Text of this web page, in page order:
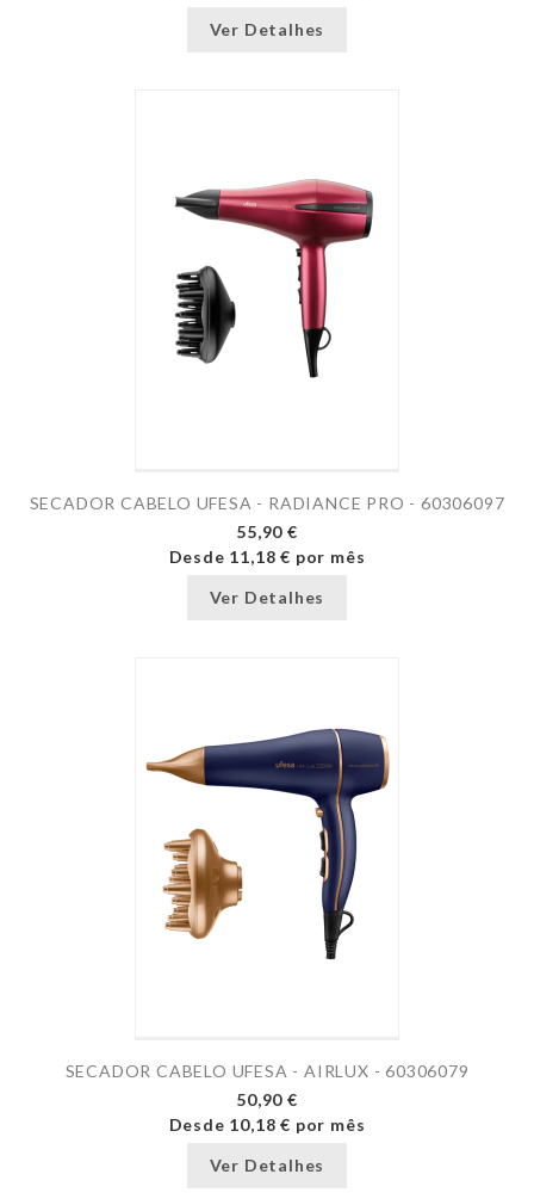
Ver Detalhes
SECADOR CABELO UFESA - RADIANCE PRO - 60306097
55,90 €
Desde 11,18 € por mês
Ver Detalhes
SECADOR CABELO UFESA - AIRLUX - 60306079
50,90 €
Desde 10,18 € por mês
Ver Detalhes